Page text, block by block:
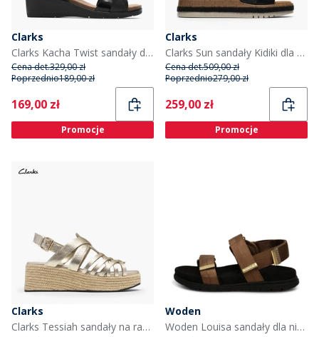
Clarks
Clarks Kacha Twist sandały dla niej kolor Black Leather
Cena det.329,00 zł
Poprzednio189,00 zł
Current
169,00 zł
Promocje
Clarks
Clarks Sun sandały Kidiki dla niej kolor Black Combi
Cena det.509,00 zł
Poprzednio279,00 zł
Current
259,00 zł
Promocje
Clarks
Clarks Tessiah sandały na ramiączkach dla niej kolor Gold Leather
Woden
Woden Louisa sandały dla niej kolor 069 Latte